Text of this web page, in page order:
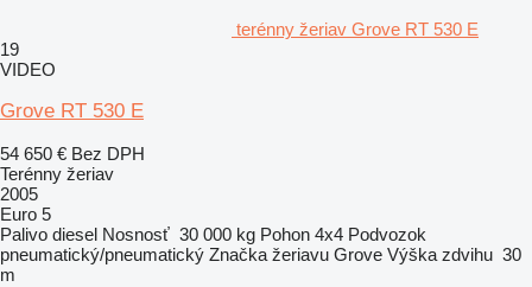
terénny žeriav Grove RT 530 E
19
VIDEO
Grove RT 530 E
54 650 € Bez DPH
Terénny žeriav
2005
Euro 5
Palivo diesel Nosnosť 30 000 kg Pohon 4x4 Podvozok
pneumatický/pneumatický Značka žeriavu Grove Výška zdvihu 30
m